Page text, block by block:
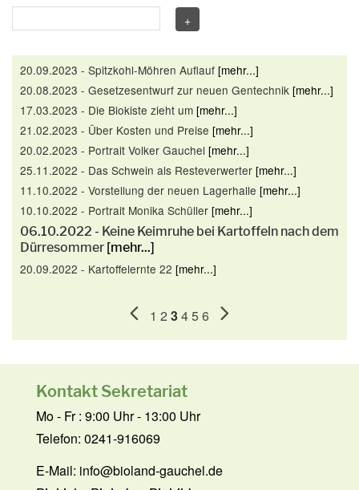
20.09.2023 - Spitzkohl-Möhren Auflauf [mehr...]
20.08.2023 - Gesetzesentwurf zur neuen Gentechnik [mehr...]
17.03.2023 - Die Biokiste zieht um [mehr...]
21.02.2023 - Über Kosten und Preise [mehr...]
20.02.2023 - Portrait Volker Gauchel [mehr...]
25.11.2022 - Das Schwein als Resteverwerter [mehr...]
11.10.2022 - Vorstellung der neuen Lagerhalle [mehr...]
10.10.2022 - Portrait Monika Schüller [mehr...]
06.10.2022 - Keine Keimruhe bei Kartoffeln nach dem
Dürresommer [mehr...]
20.09.2022 - Kartoffelernte 22 [mehr...]
1 2 3456
Kontakt Sekretariat
Mo - Fr : 9:00 Uhr - 13:00 Uhr
Telefon: 0241-916069
E-Mail: info@bioland-gauchel.de